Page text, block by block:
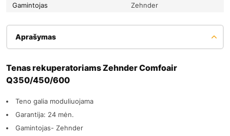
Gamintojas Zehnder
Aprašymas
Tenas rekuperatoriams Zehnder Comfoair
Q350/450/600
Teno galia moduliuojama
Garantija: 24 mėn.
Gamintojas- Zehnder